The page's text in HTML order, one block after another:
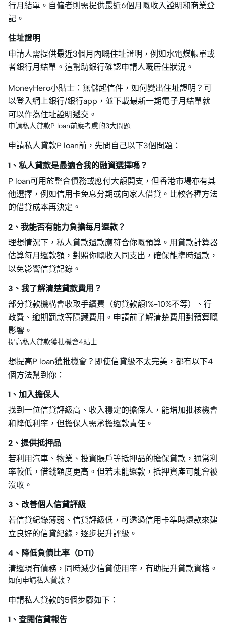
行月結單。自僱者則需提供最近6個月嘅收入證明和商業登
記。
住址證明
申請人需提供最近3個月內嘅住址證明，例如水電煤帳單或
者銀行月結單。這幫助銀行確認申請人嘅居住狀況。
MoneyHero小貼士：無儲起信件，如何變出住址證明？可
以登入網上銀行/銀行app，並下載最新一期電子月結單就
可以作為住址證明遞交。
申請私人貸款P loan前應考慮的3大問題
申請私人貸款P loan前，先問自己以下3個問題：
1、私人貸款是最適合我的融資選擇嗎？
P loan可用於整合債務或應付大額開支，但香港市場亦有其
他選擇，例如信用卡免息分期或向家人借貸。比較各種方法
的借貸成本再決定。
2、我能否有能力負擔每月還款？
理想情況下，私人貸款還款應符合你嘅預算。用貸款計算器
估算每月還款額，對照你嘅收入同支出，確保能準時還款，
以免影響信貸記錄。
3、我了解清楚貸款費用？
部分貸款機構會收取手續費（約貸款額1%-10%不等）、行
政費、逾期罰款等隱藏費用。申請前了解清楚費用對預算嘅
影響。
提高私人貸款獲批機會4貼士
想提高P loan獲批機會？即使信貸級不太完美，都有以下4
個方法幫到你：
1、加入擔保人
找到一位信貸評級高、收入穩定的擔保人，能增加批核機會
和降低利率，但擔保人需承擔還款責任。
2、提供抵押品
若利用汽車、物業、投資賬戶等抵押品的擔保貸款，通常利
率較低，借錢額度更高。但若未能還款，抵押資產可能會被
沒收。
3、改善個人信貸評級
若信貸紀錄薄弱、信貸評級低，可透過信用卡準時還款來建
立良好的信貸紀錄，逐步提升評級。
4、降低負債比率（DTI）
清還現有債務，同時減少信貸使用率，有助提升貸款資格。
如何申請私人貸款？
申請私人貸款的5個步驟如下：
1、查閱信貸報告